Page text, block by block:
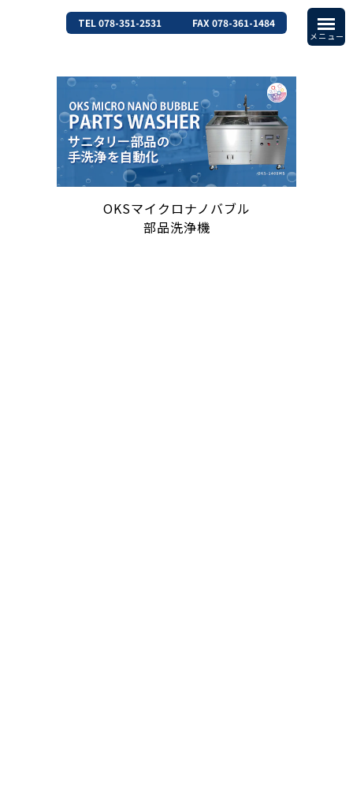
TEL 078-351-2531 FAX 078-361-1484
OKSマイクロナノバブル
部品洗浄機